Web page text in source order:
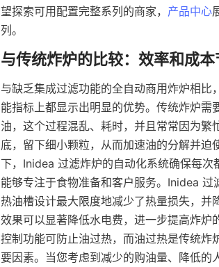
望探索可用配置完整系列的商家， 产品中心
与缺乏集成过滤功能的全自动商用炸炉相
能指标上都显示出明显的优势。传统炸炉
油，这个过程混乱、耗时，并且常常因为
底，留下细小颗粒，从而加速油的分解并
下，Inidea 过滤炸炉的自动化系统确保每
能够专注于食物准备和客户服务。Inidea
热油槽设计最大限度地减少了热量损失，
效果可以显著降低水电费，进一步提高炸
控制功能可防止油过热，而油过热是传统
要因素。当您考虑到减少的购油量、降低